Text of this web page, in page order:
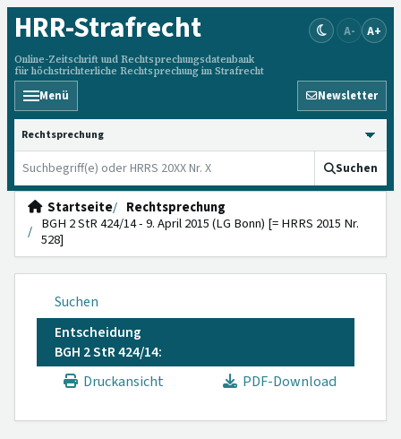
HRR-Strafrecht
Online-Zeitschrift und Rechtsprechungsdatenbank
für höchstrichterliche Rechtsprechung im Strafrecht
A- A+
Menü Newsletter
HRRS durchsuchen
Suchen
Startseite
Rechtsprechung
BGH 2 StR 424/14 - 9. April 2015 (LG Bonn) [= HRRS 2015 Nr.
528]
Suchen
Entscheidung
BGH 2 StR 424/14:
Druckansicht
PDF-Download